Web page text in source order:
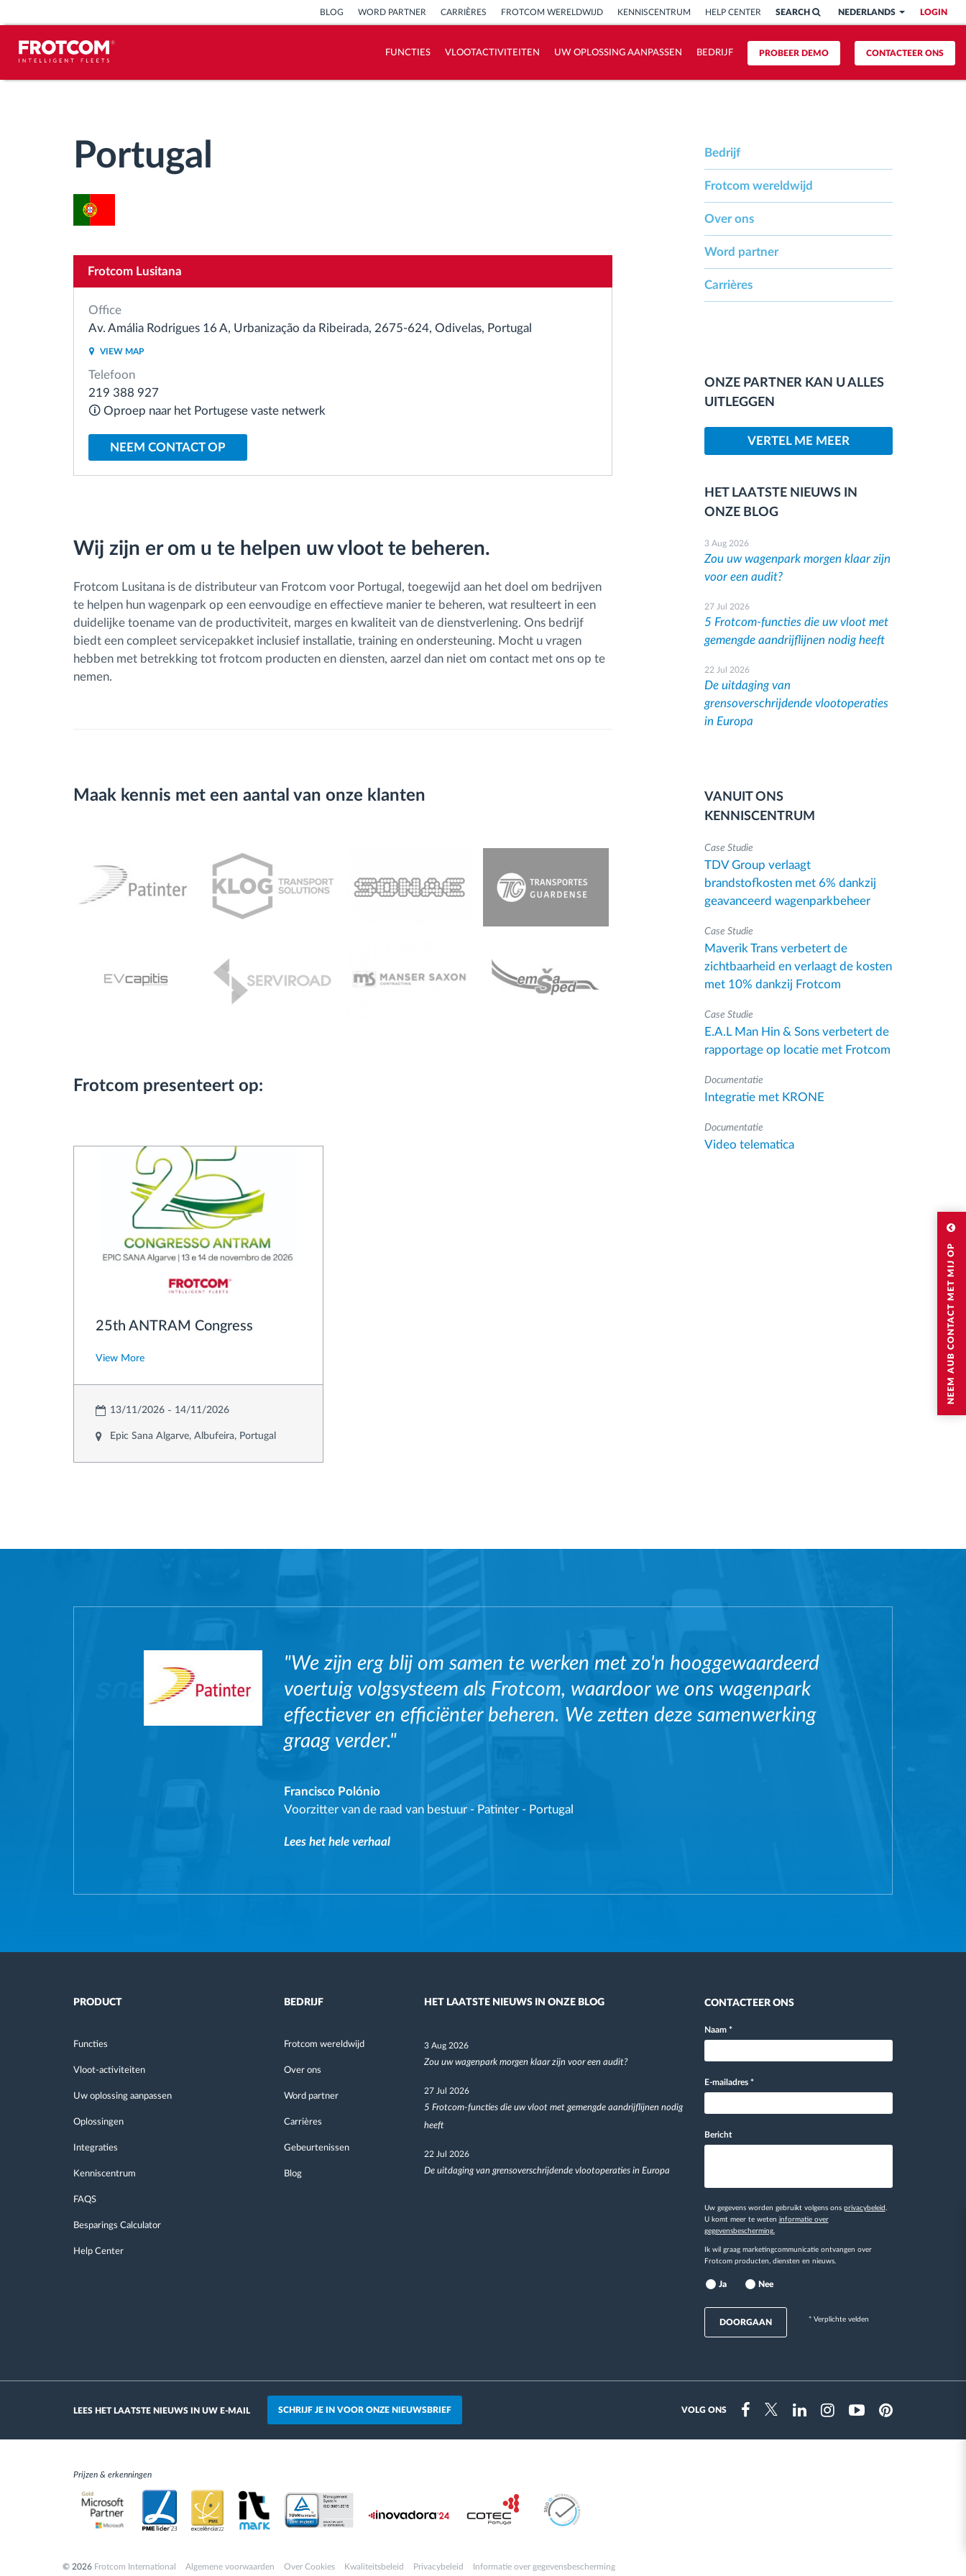
NEEM AUB CONTACT MET MIJ OP
LOGIN
NEDERLANDS
SEARCH
BLOG WORD PARTNER CARRIÈRES FROTCOM WERELDWIJD KENNISCENTRUM HELP CENTER
CONTACTEER ONS
PROBEER DEMO
FUNCTIES VLOOTACTIVITEITEN UW OPLOSSING AANPASSEN BEDRIJF
Controle van rijtijden
Personeelsbeheer
Downloaden van tachograaf op
afstand
Toegangsbeheer
Routeplanning en -monitoring
Automatische
bestuurdersidentificatie
Portugal
Frotcom Lusitana
Office
Av. Amália Rodrigues 16 A, Urbanização da Ribeirada, 2675-624, Odivelas, Portugal
VIEW MAP
Telefoon
219 388 927
🛈 Oproep naar het Portugese vaste netwerk
NEEM CONTACT OP
Wij zijn er om u te helpen uw vloot te beheren.
Frotcom Lusitana is de distributeur van Frotcom voor Portugal, toegewijd aan het doel om bedrijven
te helpen hun wagenpark op een eenvoudige en effectieve manier te beheren, wat resulteert in een
duidelijke toename van de productiviteit, marges en kwaliteit van de dienstverlening. Ons bedrijf
biedt een compleet servicepakket inclusief installatie, training en ondersteuning. Mocht u vragen
hebben met betrekking tot frotcom producten en diensten, aarzel dan niet om contact met ons op te
nemen.
Maak kennis met een aantal van onze klanten
Frotcom presenteert op:
25th ANTRAM Congress
View More
13/11/2026 14/11/2026
Epic Sana Algarve, Albufeira, Portugal
Bedrijf
Frotcom wereldwijd
Over ons
Word partner
Carrières
ONZE PARTNER KAN U ALLES
UITLEGGEN
VERTEL ME MEER
HET LAATSTE NIEUWS IN
ONZE BLOG
3 Aug 2026
Zou uw wagenpark morgen klaar zijn
voor een audit?
27 Jul 2026
5 Frotcom-functies die uw vloot met
gemengde aandrijflijnen nodig heeft
22 Jul 2026
De uitdaging van
grensoverschrijdende vlootoperaties
in Europa
VANUIT ONS
KENNISCENTRUM
Case Studie
TDV Group verlaagt
brandstofkosten met 6% dankzij
geavanceerd wagenparkbeheer
Case Studie
Maverik Trans verbetert de
zichtbaarheid en verlaagt de kosten
met 10% dankzij Frotcom
Case Studie
E.A.L Man Hin & Sons verbetert de
rapportage op locatie met Frotcom
Documentatie
Integratie met KRONE
Documentatie
Video telematica
"We zijn erg blij om samen te werken met zo'n hooggewaardeerd
voertuig volgsysteem als Frotcom, waardoor we ons wagenpark
effectiever en efficiënter beheren. We zetten deze samenwerking
graag verder."
Francisco Polónio
Voorzitter van de raad van bestuur - Patinter - Portugal
Lees het hele verhaal
PRODUCT
Functies
Vloot-activiteiten
Uw oplossing aanpassen
Oplossingen
Integraties
Kenniscentrum
FAQS
Besparings Calculator
Help Center
BEDRIJF
Frotcom wereldwijd
Over ons
Word partner
Carrières
Gebeurtenissen
Blog
HET LAATSTE NIEUWS IN ONZE BLOG
3 Aug 2026
Zou uw wagenpark morgen klaar zijn voor een audit?
27 Jul 2026
5 Frotcom-functies die uw vloot met gemengde aandrijflijnen nodig
heeft
22 Jul 2026
De uitdaging van grensoverschrijdende vlootoperaties in Europa
CONTACTEER ONS
Naam *
E-mailadres *
Bericht
Uw gegevens worden gebruikt volgens ons privacybeleid .
U komt meer te weten informatie over
gegevensbescherming.
Ik wil graag marketingcommunicatie ontvangen over
Frotcom producten, diensten en nieuws.
Ja Nee
DOORGAAN * Verplichte velden
LEES HET LAATSTE NIEUWS IN UW E-MAIL SCHRIJF JE IN VOOR ONZE NIEUWSBRIEF VOLG ONS
FacebookTwitterLinkedinInstragramYoutubePinterest
Prijzen & erkenningen
© 2026 Frotcom International Algemene voorwaarden Over Cookies Kwaliteitsbeleid Privacybeleid Informatie over gegevensbescherming